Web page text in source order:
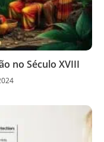
no Século XVIII